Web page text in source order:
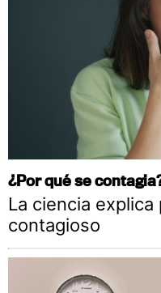
¿Por qué se
La ciencia
contagioso